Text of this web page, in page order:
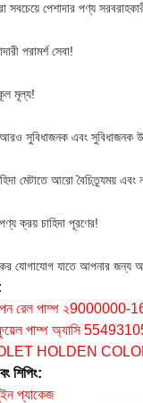
পেশাদার পণ্য
পরামর্শ সেবা!
মূল্য!
সুবিধাজনক এবং সুবিধাজনক
মেটাতে আরো বৈচিত্র্যময় এবং
ক্রয় চাহিদা পূরণের!
যোগাযোগ যাতে আপনার জন্য
রেল পাম্প
পাম্প অ্যাসি
HOLDEN
শিপিং:
প্যাকেজ